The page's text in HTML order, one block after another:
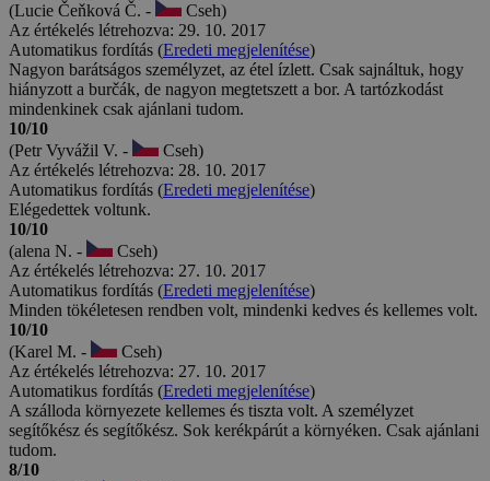
(Lucie Čeňková Č. -
Cseh)
Az értékelés létrehozva: 29. 10. 2017
Automatikus fordítás (Eredeti megjelenítése)
Nagyon barátságos személyzet, az étel ízlett. Csak sajnáltuk, hogy
hiányzott a burčák, de nagyon megtetszett a bor. A tartózkodást
mindenkinek csak ajánlani tudom.
10/10
(Petr Vyvážil V. -
Cseh)
Az értékelés létrehozva: 28. 10. 2017
Automatikus fordítás (Eredeti megjelenítése)
Elégedettek voltunk.
10/10
(alena N. -
Cseh)
Az értékelés létrehozva: 27. 10. 2017
Automatikus fordítás (Eredeti megjelenítése)
Minden tökéletesen rendben volt, mindenki kedves és kellemes volt.
10/10
(Karel M. -
Cseh)
Az értékelés létrehozva: 27. 10. 2017
Automatikus fordítás (Eredeti megjelenítése)
A szálloda környezete kellemes és tiszta volt. A személyzet
segítőkész és segítőkész. Sok kerékpárút a környéken. Csak ajánlani
tudom.
8/10